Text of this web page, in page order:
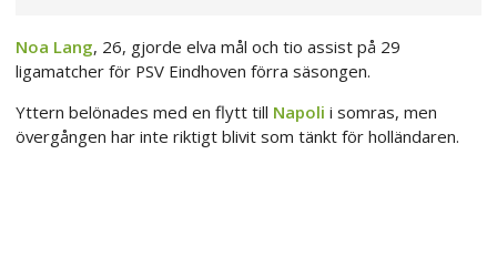
Noa Lang, 26, gjorde elva mål och tio assist på 29
ligamatcher för PSV Eindhoven förra säsongen.
Yttern belönades med en flytt till Napoli i somras, men
övergången har inte riktigt blivit som tänkt för holländaren.